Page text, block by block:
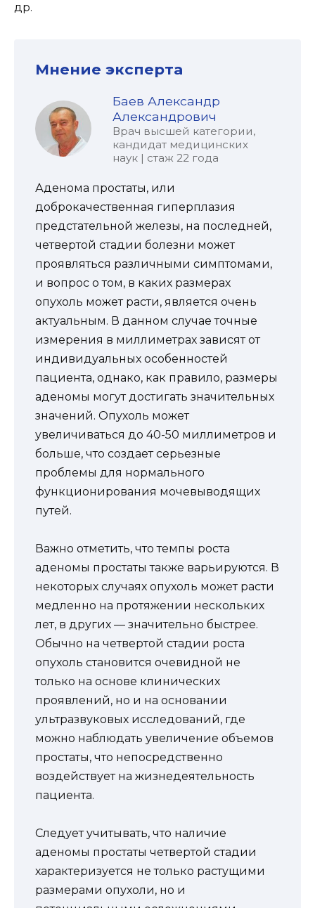
др.
Мнение эксперта
Баев Александр
Александрович
Врач высшей категории,
кандидат медицинских
наук | стаж 22 года
Аденома простаты, или
доброкачественная гиперплазия
предстательной железы, на последней,
четвертой стадии болезни может
проявляться различными симптомами,
и вопрос о том, в каких размерах
опухоль может расти, является очень
актуальным. В данном случае точные
измерения в миллиметрах зависят от
индивидуальных особенностей
пациента, однако, как правило, размеры
аденомы могут достигать значительных
значений. Опухоль может
увеличиваться до 40-50 миллиметров и
больше, что создает серьезные
проблемы для нормального
функционирования мочевыводящих
путей.
Важно отметить, что темпы роста
аденомы простаты также варьируются. В
некоторых случаях опухоль может расти
медленно на протяжении нескольких
лет, в других — значительно быстрее.
Обычно на четвертой стадии роста
опухоль становится очевидной не
только на основе клинических
проявлений, но и на основании
ультразвуковых исследований, где
можно наблюдать увеличение объемов
простаты, что непосредственно
воздействует на жизнедеятельность
пациента.
Следует учитывать, что наличие
аденомы простаты четвертой стадии
характеризуется не только растущими
размерами опухоли, но и